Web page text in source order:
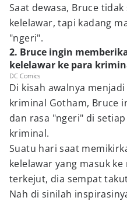
Saat dewasa, Bruce
kelelawar, tapi kadang
"ngeri".
2. Bruce ingin
kelelawar ke para
DC Comics
Di kisah awalnya
kriminal Gotham, Bruce
dan rasa "ngeri" di
kriminal.
Suatu hari saat
kelelawar yang masuk
terkejut, dia sempat
Nah di sinilah